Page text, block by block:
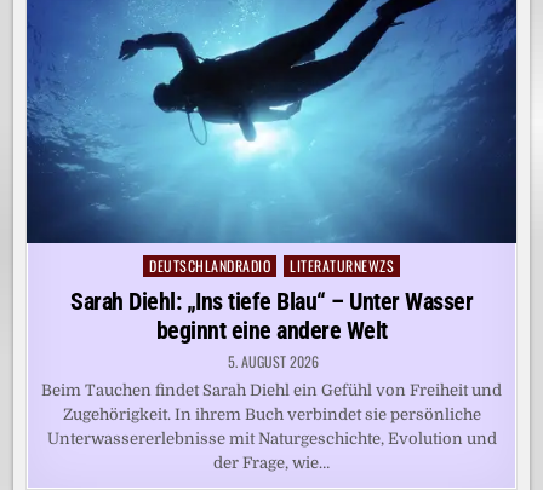
Posted
in
DEUTSCHLANDRADIO LITERATURNEWZS
Sarah Diehl: „Ins tiefe Blau“ – Unter Wasser
beginnt eine andere Welt
5. AUGUST 2026
Beim Tauchen findet Sarah Diehl ein Gefühl von Freiheit und
Zugehörigkeit. In ihrem Buch verbindet sie persönliche
Unterwassererlebnisse mit Naturgeschichte, Evolution und
der Frage, wie…